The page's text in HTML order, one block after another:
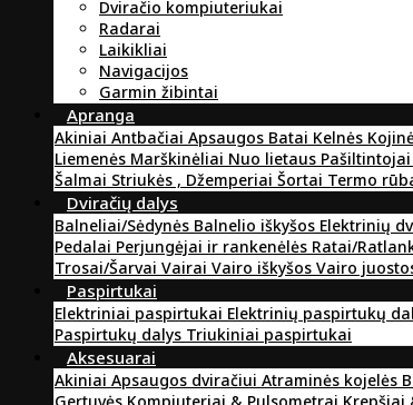
Dviračio kompiuteriukai
Radarai
Laikikliai
Navigacijos
Garmin žibintai
Apranga
Akiniai Antbačiai Apsaugos Batai Kelnės
Liemenės Marškinėliai Nuo lietaus Pašiltintojai
Šalmai Striukės , Džemperiai Šortai Termo
Dviračių dalys
Balneliai/Sėdynės Balnelio iškyšos Elektrinių
Pedalai Perjungėjai ir rankenėlės Ratai/
Trosai/Šarvai Vairai Vairo iškyšos Vairo
Paspirtukai
Elektriniai paspirtukai Elektrinių paspirtukų
Paspirtukų dalys Triukiniai paspirtukai
Aksesuarai
Akiniai Apsaugos dviračiui Atraminės kojelės